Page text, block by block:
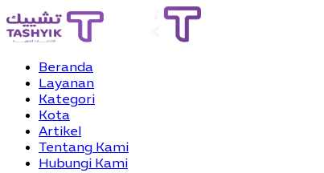
Beranda
Layanan
Kategori
Kota
Artikel
Tentang Kami
Hubungi Kami